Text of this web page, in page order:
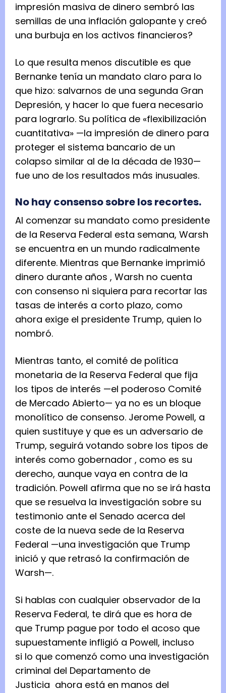
impresión masiva de dinero sembró las
semillas de una inflación galopante y creó
una burbuja en los activos financieros?
Lo que resulta menos discutible es que
Bernanke tenía un mandato claro para lo
que hizo: salvarnos de una segunda Gran
Depresión, y hacer lo que fuera necesario
para lograrlo. Su política de «flexibilización
cuantitativa» —la impresión de dinero para
proteger el sistema bancario de un
colapso similar al de la década de 1930—
fue uno de los resultados más inusuales.
No hay consenso sobre los recortes.
Al comenzar su mandato como presidente
de la Reserva Federal esta semana, Warsh
se encuentra en un mundo radicalmente
diferente. Mientras que Bernanke imprimió
dinero durante años , Warsh no cuenta
con consenso ni siquiera para recortar las
tasas de interés a corto plazo, como
ahora exige el presidente Trump, quien lo
nombró.
Mientras tanto, el comité de política
monetaria de la Reserva Federal que fija
los tipos de interés —el poderoso Comité
de Mercado Abierto— ya no es un bloque
monolítico de consenso. Jerome Powell, a
quien sustituye y que es un adversario de
Trump, seguirá votando sobre los tipos de
interés como gobernador , como es su
derecho, aunque vaya en contra de la
tradición. Powell afirma que no se irá hasta
que se resuelva la investigación sobre su
testimonio ante el Senado acerca del
coste de la nueva sede de la Reserva
Federal —una investigación que Trump
inició y que retrasó la confirmación de
Warsh—.
Si hablas con cualquier observador de la
Reserva Federal, te dirá que es hora de
que Trump pague por todo el acoso que
supuestamente infligió a Powell, incluso
si lo que comenzó como una investigación
criminal del Departamento de
Justicia ahora está en manos del